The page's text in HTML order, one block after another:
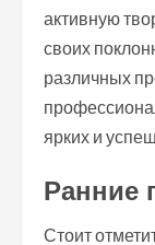
активную
своих
различных
ярких и
Ранние
Стоит